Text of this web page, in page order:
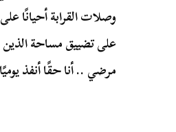
وصلات القرابة أحيانًا
على تضييق مساحة
مرضي .. أنا حقًا أنفذ